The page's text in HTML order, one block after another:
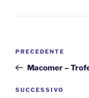
Articolo
precedente:
PRECEDENTE
Macomer –
Articolo
SUCCESSIVO